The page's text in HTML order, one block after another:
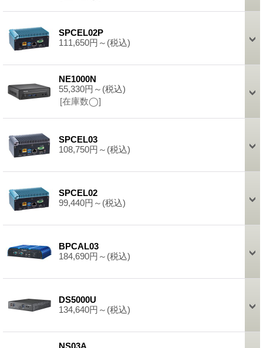
SPCEL02P
111,650円～ (税込)
NE1000N
55,330円～ (税込)
[在庫数◯]
SPCEL03
108,750円～ (税込)
SPCEL02
99,440円～ (税込)
BPCAL03
184,690円～ (税込)
DS5000U
134,640円～ (税込)
NS03A